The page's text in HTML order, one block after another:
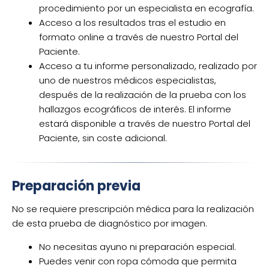
procedimiento por un especialista en ecografía.
Acceso a los resultados tras el estudio en
formato online a través de nuestro Portal del
Paciente.
Acceso a tu informe personalizado, realizado por
uno de nuestros médicos especialistas,
después de la realización de la prueba con los
hallazgos ecográficos de interés. El informe
estará disponible a través de nuestro Portal del
Paciente, sin coste adicional.
Preparación previa
No se requiere prescripción médica para la realización
de esta prueba de diagnóstico por imagen.
No necesitas ayuno ni preparación especial.
Puedes venir con ropa cómoda que permita